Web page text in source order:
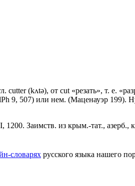
cutter (kʌtǝ), от сut «резать», т. е.
9, 507) или нем. (Маценауэр 199).
1200. Заимств. из крым.-тат.,
словарях русского языка нашего